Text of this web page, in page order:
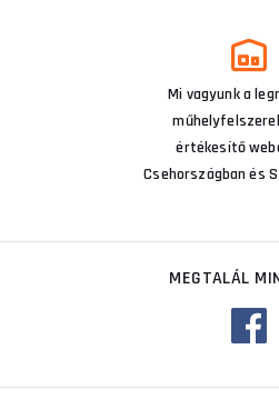
Mi vagyunk a
értékesítő
Csehországban és
MEGTALÁL